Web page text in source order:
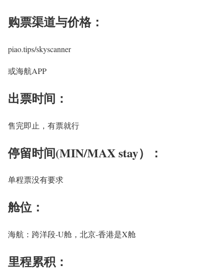
购票渠道与价格：
piao.tips/skyscanner
或海航APP
出票时间：
售完即止，有票就行
停留时间(MIN/MAX stay）：
单程票没有要求
舱位：
海航：跨洋段-U舱，北京-香港是X舱
里程累积：